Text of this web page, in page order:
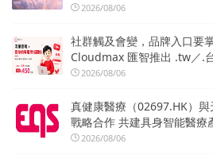
2026/08/06
社群觸及會變，品牌入口要
Cloudmax 匯智推出 .tw／.
2026/08/06
真健康醫療（02697.HK）
戰略合作 共建具身智能醫療
2026/08/06